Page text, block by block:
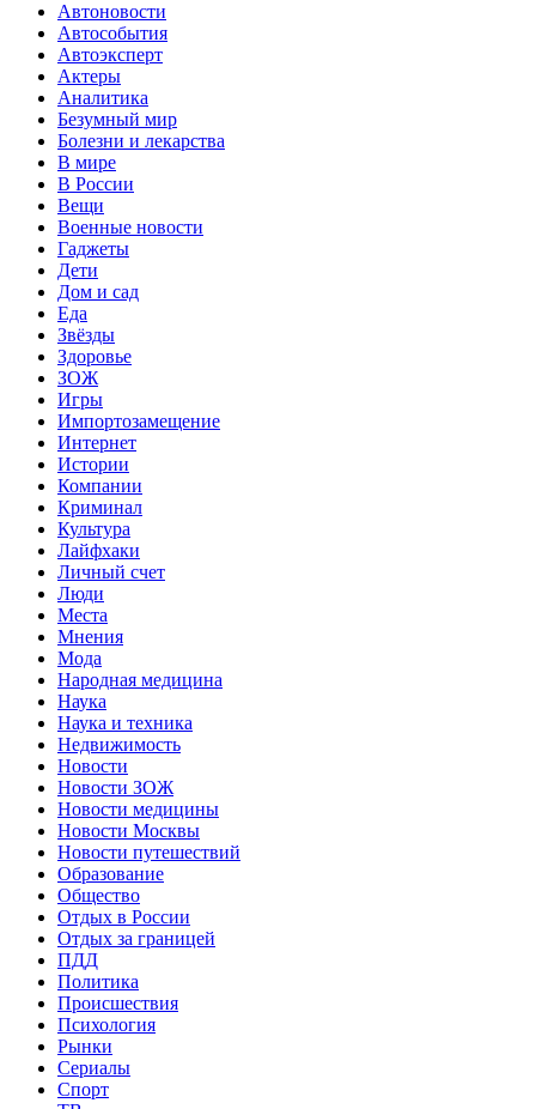
Автоновости
Автособытия
Автоэксперт
Актеры
Аналитика
Безумный мир
Болезни и лекарства
В мире
В России
Вещи
Военные новости
Гаджеты
Дети
Дом и сад
Еда
Звёзды
Здоровье
ЗОЖ
Игры
Импортозамещение
Интернет
Истории
Компании
Криминал
Культура
Лайфхаки
Личный счет
Люди
Места
Мнения
Мода
Народная медицина
Наука
Наука и техника
Недвижимость
Новости
Новости ЗОЖ
Новости медицины
Новости Москвы
Новости путешествий
Образование
Общество
Отдых в России
Отдых за границей
ПДД
Политика
Происшествия
Психология
Рынки
Сериалы
Спорт